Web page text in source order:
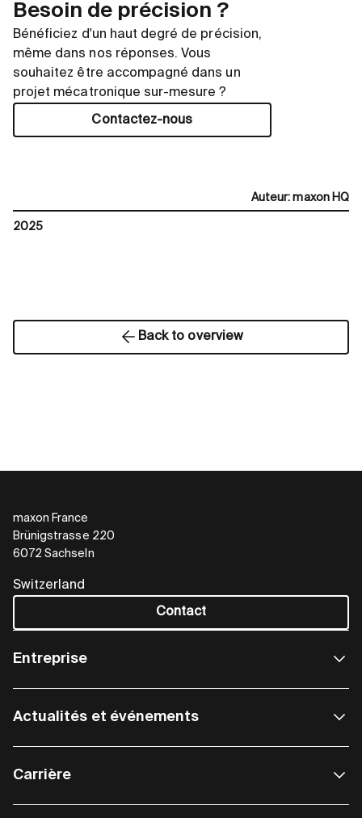
Besoin de précision ?
Bénéficiez d'un haut degré de précision,
même dans nos réponses. Vous
souhaitez être accompagné dans un
projet mécatronique sur-mesure ?
Contactez-nous
Auteur: maxon HQ
2025
Back to overview
maxon France
Brünigstrasse 220
6072 Sachseln
Switzerland
Contact
Entreprise
Actualités et événements
Carrière